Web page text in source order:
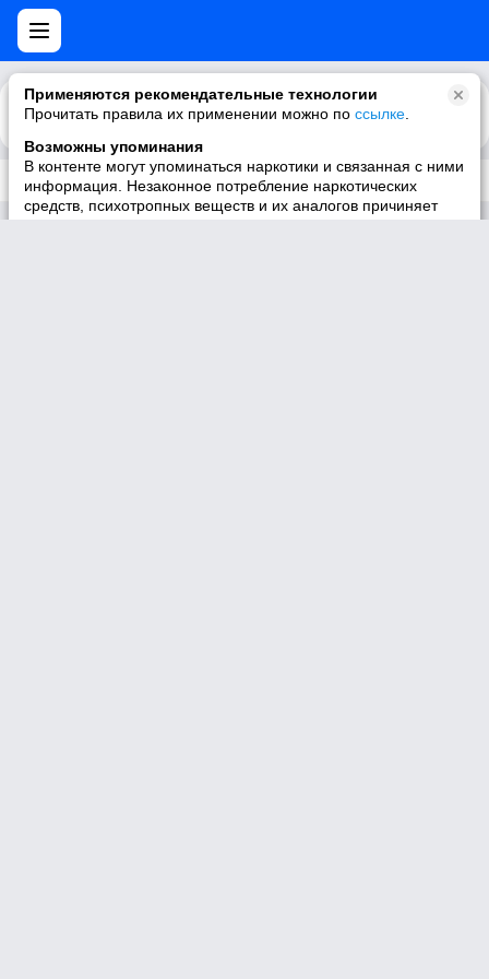
Применяются рекомендательные технологии
Прочитать правила их применении можно по ссылке
Возможны упоминания
В контенте могут упоминаться наркотики и связанная с ними
информация. Незаконное потребление наркотических
средств, психотропных веществ и их аналогов причиняет
Каталог Рекомендации
Трек не существует